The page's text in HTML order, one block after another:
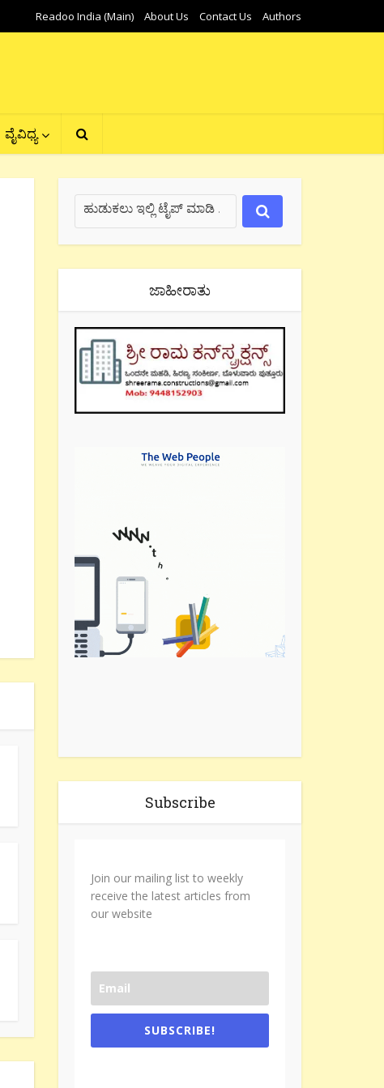
Readoo India (Main) About Us Contact Us Authors
ವೈವಿಧ್ಯ
ಜಾಹೀರಾತು
Subscribe
Join our mailing list to weekly
receive the latest articles from
our website
SUBSCRIBE!